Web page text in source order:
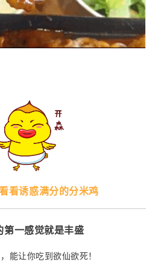
看诱惑满分的分米鸡
第一感觉就是丰盛
能让你吃到欲仙欲死！